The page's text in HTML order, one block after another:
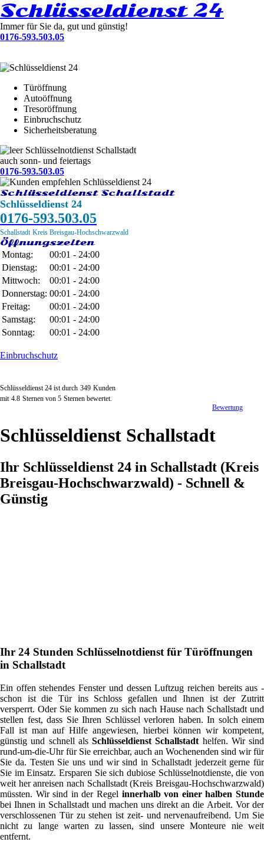
Schlüsseldienst 24
Immer für Sie da, gut und günstig!
0176-593.503.05
Türöffnung
Autoöffnung
Tresoröffnung
Einbruchschutz
Sicherheitsberatung
Schlüsselnotdienst Schallstadt
auch sonn- und feiertags
0176-593.503.05
Schlüsseldienst Schallstadt
Schlüsseldienst 24
0176-593.503.05
Schallstadt Kreis Breisgau-Hochschwarzwald
Öffnungszeiten
Montag:
00:01 - 24:00
Dienstag:
00:01 - 24:00
Mittwoch:
00:01 - 24:00
Donnerstag: 00:01 - 24:00
Freitag:
00:01 - 24:00
Samstag:
00:01 - 24:00
Sonntag:
00:01 - 24:00
Einbruchschutz
Schlüsseldienst 24 ist durch 349 Kunden
mit 4.8 Sternen von 5 Sternen bewertet.
Bewertung
Schlüsseldienst Schallstadt
Ihr Schlüsseldienst 24 in Schallstadt (Kreis
Breisgau-Hochschwarzwald) - Schnell &
Günstig
Ihr 24 Stunden Schlüsselnotdienst für Türöffnungen
in Schallstadt
Ein offen stehendes Fenster und dessen Luftzug reichen bereits aus -
schon ist die Tür ins Schloss gefallen und Ihnen ist der Zutritt
versperrt. Oder Sie kommen zu sich nach Hause nach Schallstadt und
stellen fest, dass Sie Ihren Schlüssel verloren haben. In solch einem
Fall ist man auf Hilfe angewiesen, hierbei können wir kompetent,
günstig und schnell als Schlüsseldienst Schallstadt helfen. Wir sind
rund-um-die-Uhr für Sie erreichbar, auch an Wochenenden sind wir für
Sie da. Testen Sie uns und wir sind in Schallstadt jederzeit gerne für
Sie im Einsatz. Ersparen Sie sich dubiose Schlüsselnotdienste, die von
weit her anreisen nach Schallstadt (Kreis Breisgau-Hochschwarzwald)
müssten. Wir sind in der Regel innerhalb von einer halben Stunde
bei Ihnen in Schallstadt und machen uns direkt an die Arbeit. Vor der
verschlossenen Tür zu stehen ist zeit- und nervenaufreibend. Um Sie
nicht zu lange warten zu lassen, sind unsere Monteure nie weit
entfernt.